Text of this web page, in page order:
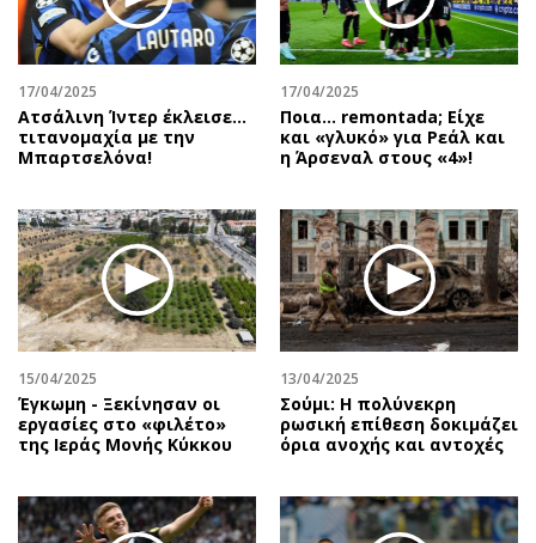
17/04/2025
Ατσάλινη Ίντερ έκλεισε…
τιτανομαχία με την
Μπαρτσελόνα!
17/04/2025
Ποια… remontada; Είχε
και «γλυκό» για Ρεάλ και
η Άρσεναλ στους «4»!
15/04/2025
Έγκωμη - Ξεκίνησαν οι
εργασίες στο «φιλέτο»
της Ιεράς Μονής Κύκκου
13/04/2025
Σούμι: Η πολύνεκρη
ρωσική επίθεση δοκιμάζει
όρια ανοχής και αντοχές